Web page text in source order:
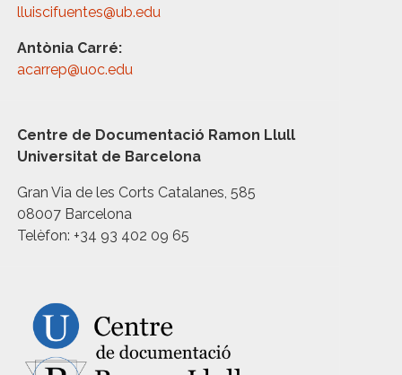
lluiscifuentes@ub.edu
Antònia Carré:
acarrep@uoc.edu
Centre de Documentació Ramon Llull
Universitat de Barcelona
Gran Via de les Corts Catalanes, 585
08007 Barcelona
Telèfon: +34 93 402 09 65